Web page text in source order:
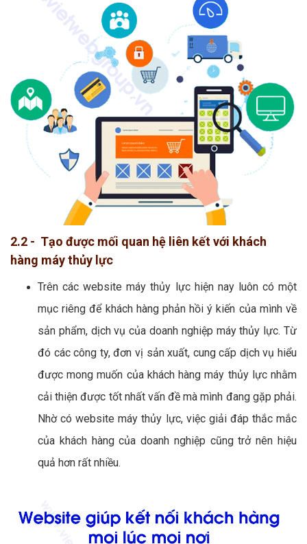
2.2 - Tạo được mối quan hệ liên kết với khách
hàng máy thủy lực
Trên các website máy thủy lực hiện nay luôn có một
mục riêng để khách hàng phản hồi ý kiến của mình về
sản phẩm, dịch vụ của doanh nghiệp máy thủy lực. Từ
đó các công ty, đơn vị sản xuất, cung cấp dịch vụ hiểu
được mong muốn của khách hàng máy thủy lực nhằm
cải thiện được tốt nhất vấn đề mà mình đang gặp phải.
Nhờ có website máy thủy lực, việc giải đáp thắc mắc
của khách hàng của doanh nghiệp cũng trở nên hiệu
quả hơn rất nhiều.